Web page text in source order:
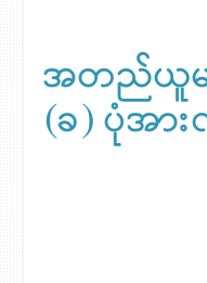
အတည်ယူ
(ခ) ပုံအာ